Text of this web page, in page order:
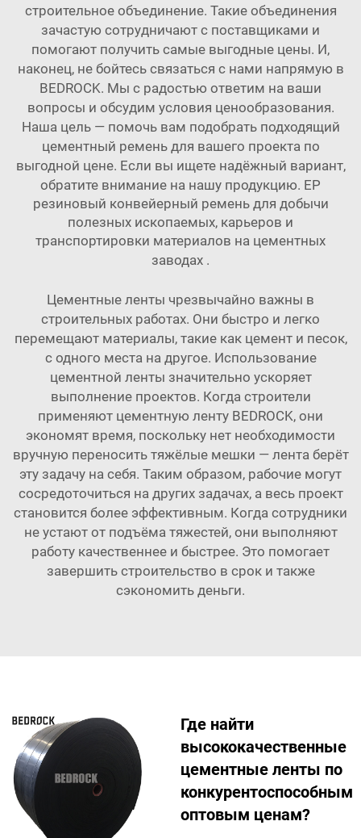
строительное объединение. Такие объединения
зачастую сотрудничают с поставщиками и
помогают получить самые выгодные цены. И,
наконец, не бойтесь связаться с нами напрямую в
BEDROCK. Мы с радостью ответим на ваши
вопросы и обсудим условия ценообразования.
Наша цель — помочь вам подобрать подходящий
цементный ремень для вашего проекта по
выгодной цене. Если вы ищете надёжный вариант,
обратите внимание на нашу продукцию. EP
резиновый конвейерный ремень для добычи
полезных ископаемых, карьеров и
транспортировки материалов на цементных
заводах .
Цементные ленты чрезвычайно важны в
строительных работах. Они быстро и легко
перемещают материалы, такие как цемент и песок,
с одного места на другое. Использование
цементной ленты значительно ускоряет
выполнение проектов. Когда строители
применяют цементную ленту BEDROCK, они
экономят время, поскольку нет необходимости
вручную переносить тяжёлые мешки — лента берёт
эту задачу на себя. Таким образом, рабочие могут
сосредоточиться на других задачах, а весь проект
становится более эффективным. Когда сотрудники
не устают от подъёма тяжестей, они выполняют
работу качественнее и быстрее. Это помогает
завершить строительство в срок и также
сэкономить деньги.
Где найти
высококачественные
цементные ленты по
конкурентоспособным
оптовым ценам?